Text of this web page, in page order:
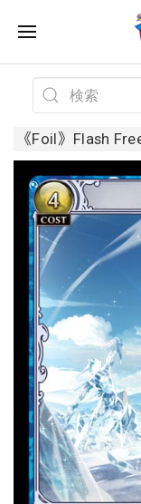
《Foil》Flash